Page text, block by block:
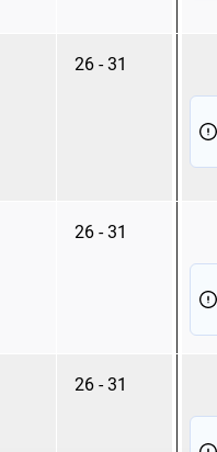
26 - 31
26 - 31
26 - 31